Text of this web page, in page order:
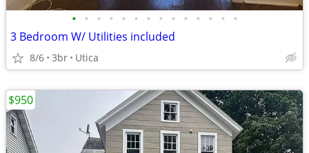
• • • • • • • • • • • • • •
3 Bedroom W/ Utilities included
8/6 3br Utica
$950